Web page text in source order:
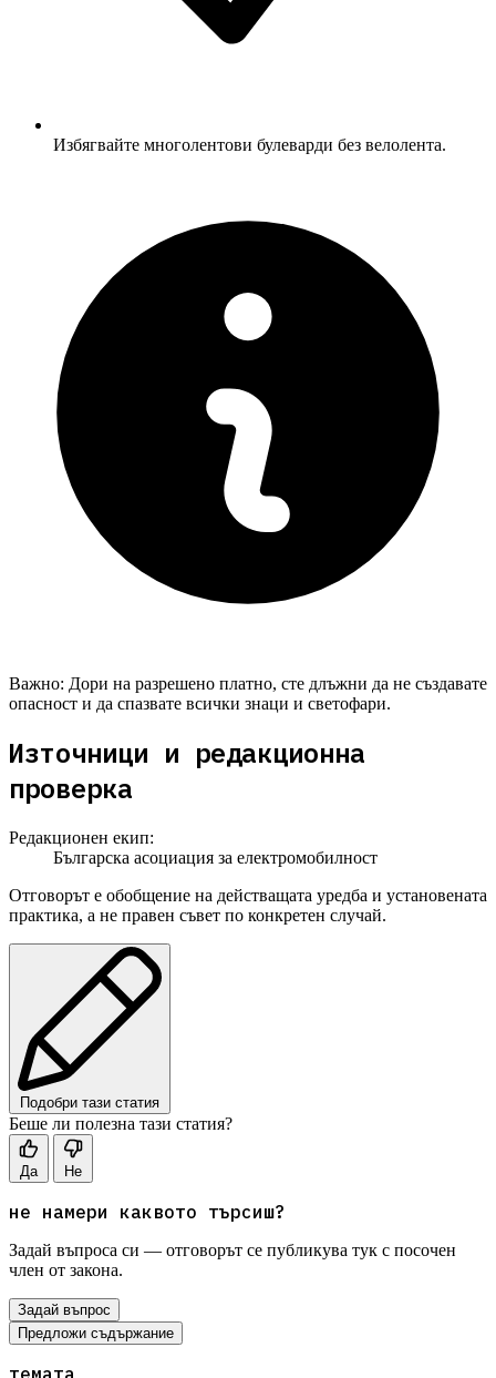
Избягвайте многолентови булеварди без велолента.
Важно: Дори на разрешено платно, сте длъжни да не създавате
опасност и да спазвате всички знаци и светофари.
Източници и редакционна
проверка
Редакционен екип:
Българска асоциация за електромобилност
Отговорът е обобщение на действащата уредба и установената
практика, а не правен съвет по конкретен случай.
Подобри тази статия
Беше ли полезна тази статия?
Да Не
не намери каквото търсиш?
Задай въпроса си — отговорът се публикува тук с посочен
член от закона.
Задай въпрос
Предложи съдържание